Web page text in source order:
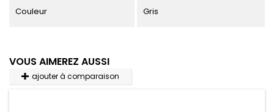
Couleur Gris
VOUS AIMEREZ AUSSI
ajouter à comparaison